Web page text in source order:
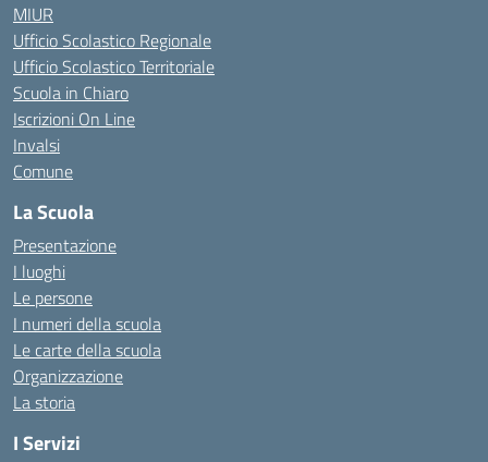
MIUR
Ufficio Scolastico Regionale
Ufficio Scolastico Territoriale
Scuola in Chiaro
Iscrizioni On Line
Invalsi
Comune
La Scuola
Presentazione
I luoghi
Le persone
I numeri della scuola
Le carte della scuola
Organizzazione
La storia
I Servizi